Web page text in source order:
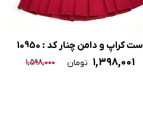
ست کراپ و دامن چنار کد : 10950
۱,۳۹۸,۰۰۱ تومان ۱,۵۹۸,۰۰۰